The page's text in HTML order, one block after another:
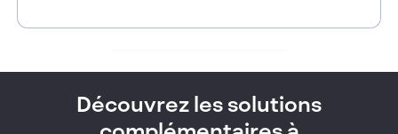
Découvrez les solutions